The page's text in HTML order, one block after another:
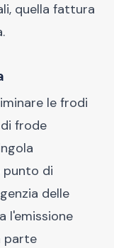
quella fattura
le frodi
frode
punto di
delle
l'emissione
parte